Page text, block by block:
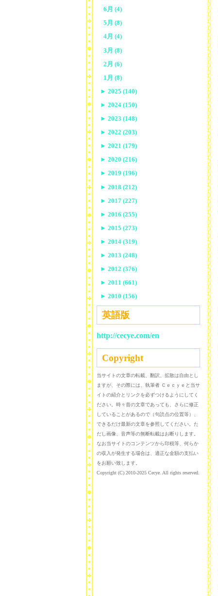
6月 (4)
5月 (8)
4月 (4)
3月 (8)
2月 (6)
1月 (8)
► 2025 (140)
► 2024 (150)
► 2023 (148)
► 2022 (203)
► 2021 (179)
► 2020 (216)
► 2019 (196)
► 2018 (212)
► 2017 (227)
► 2016 (255)
► 2015 (273)
► 2014 (319)
► 2013 (248)
► 2012 (376)
► 2011 (661)
► 2010 (156)
英語版
http://cecye.com/en
Copyright
当サイトの文章の転載、翻訳、拡散は自由とし
ますが、その際には、執筆者 Ｃｅｃｙｅと当サ
イトの紹介とリンクを必ずつけるようにしてく
ださい。時々昔の文章であっても、さらに修正
していることがあるので（句読点の位置等）、
できるだけ最新の文章を参照してください。た
だし画像、音声等の無断転載はお断りします。
なお当サイトのコンテンツから印税等、何らか
の収入が発生する場合は、適正な金額の支払い
をお願い致します。
Copyright (C) 2010-2025 Cecye. All rights reserved.